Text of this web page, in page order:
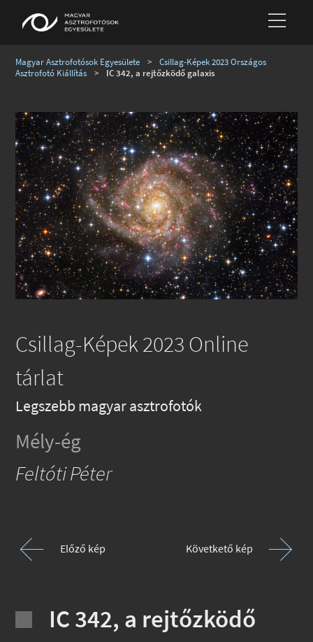
Magyar Asztrofotósok Egyesülete >
Csillag-Képek 2023 Országos
Asztrofotó Kiállítás
> IC 342, a rejtőzködő galaxis
Csillag-Képek 2023 Online
tárlat
Legszebb magyar asztrofotók
Mély-ég
Feltóti Péter
Előző kép Követkető kép
IC 342, a rejtőzködő